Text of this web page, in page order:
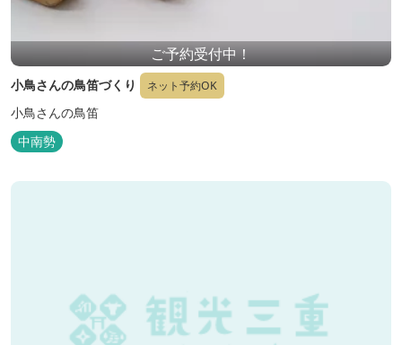
ご予約受付中！
小鳥さんの鳥笛づくり ネット予約OK
小鳥さんの鳥笛
中南勢